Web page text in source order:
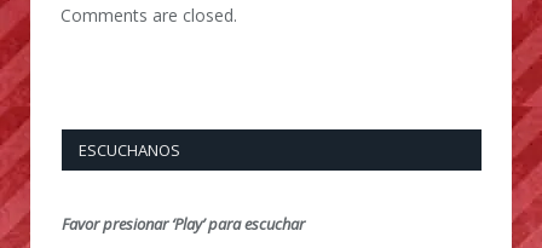
Comments are closed.
ESCUCHANOS
Favor presionar ‘Play’ para escuchar